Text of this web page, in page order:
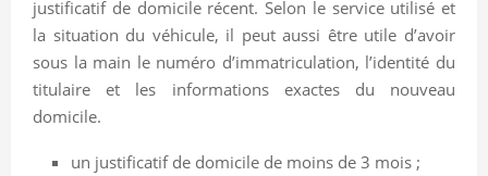
justificatif de domicile récent. Selon le service utilisé et
la situation du véhicule, il peut aussi être utile d’avoir
sous la main le numéro d’immatriculation, l’identité du
titulaire et les informations exactes du nouveau
domicile.
un justificatif de domicile de moins de 3 mois ;